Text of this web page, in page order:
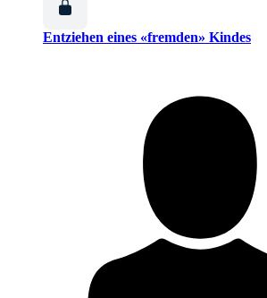
Entziehen eines «fremden» Kindes